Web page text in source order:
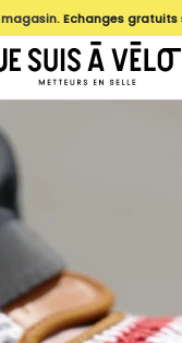
magasin. Echanges gratuits